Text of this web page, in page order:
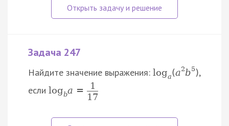
Задача 247
Найдите значение выражения: loga(a2b5),
если logba =
1
17